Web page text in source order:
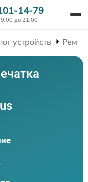
14-79
до 21:00
устройств